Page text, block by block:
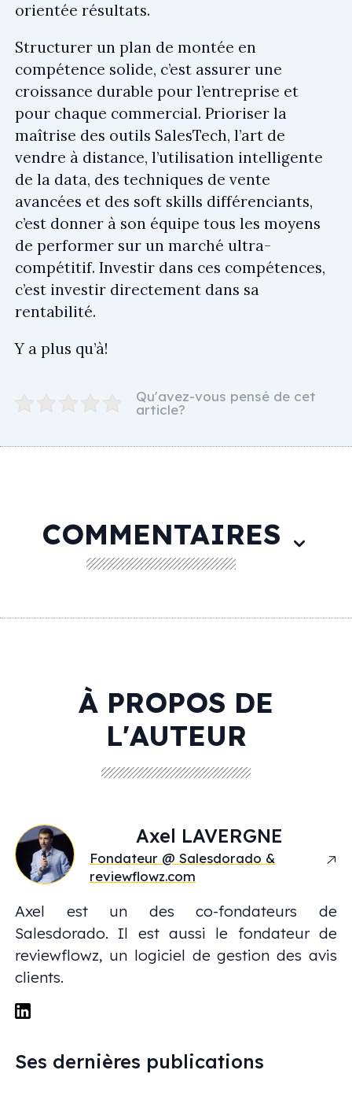
orientée résultats.
Structurer un plan de montée en
compétence solide, c’est assurer une
croissance durable pour l’entreprise et
pour chaque commercial. Prioriser la
maîtrise des outils SalesTech, l’art de
vendre à distance, l’utilisation intelligente
de la data, des techniques de vente
avancées et des soft skills différenciants,
c’est donner à son équipe tous les moyens
de performer sur un marché ultra-
compétitif. Investir dans ces compétences,
c’est investir directement dans sa
rentabilité.
Y a plus qu’à!
Qu'avez-vous pensé de cet
article?
COMMENTAIRES
À PROPOS DE
L'AUTEUR
Axel LAVERGNE
Fondateur @ Salesdorado &
reviewflowz.com
Axel est un des co-fondateurs de
Salesdorado. Il est aussi le fondateur de
reviewflowz, un logiciel de gestion des avis
clients.
Ses dernières publications